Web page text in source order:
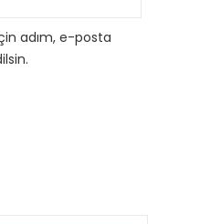
adım, e-posta